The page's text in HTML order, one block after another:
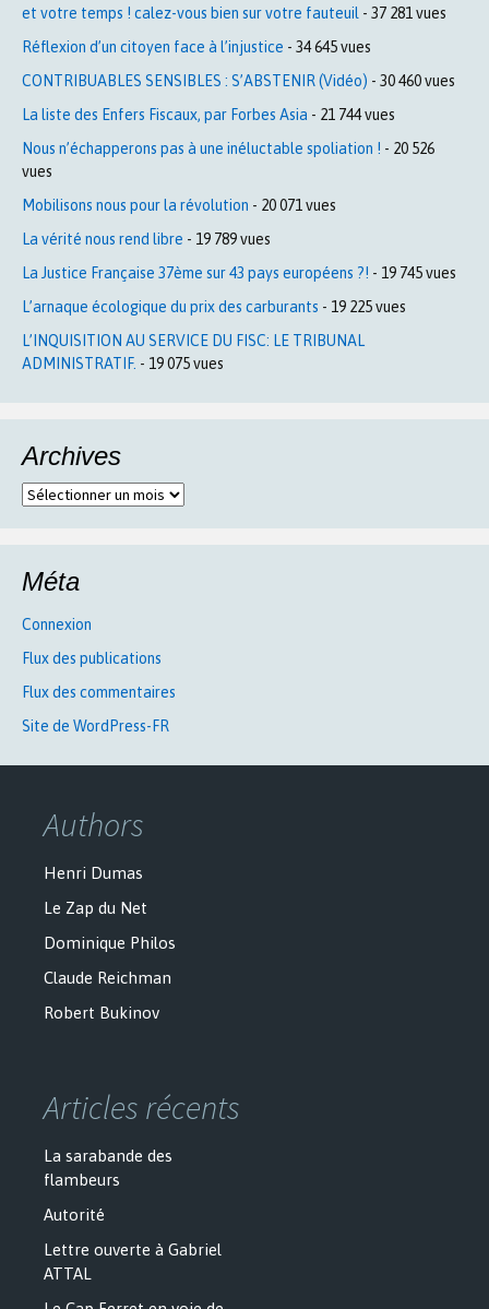
et votre temps ! calez-vous bien sur votre fauteuil - 37 281 vues
Réflexion d’un citoyen face à l’injustice - 34 645 vues
CONTRIBUABLES SENSIBLES : S’ABSTENIR (Vidéo) - 30 460 vues
La liste des Enfers Fiscaux, par Forbes Asia - 21 744 vues
Nous n’échapperons pas à une inéluctable spoliation ! - 20 526
vues
Mobilisons nous pour la révolution - 20 071 vues
La vérité nous rend libre - 19 789 vues
La Justice Française 37ème sur 43 pays européens ?! - 19 745 vues
L’arnaque écologique du prix des carburants - 19 225 vues
L’INQUISITION AU SERVICE DU FISC: LE TRIBUNAL
ADMINISTRATIF. - 19 075 vues
Archives
Archives
Méta
Connexion
Flux des publications
Flux des commentaires
Site de WordPress-FR
Authors
Henri Dumas
Le Zap du Net
Dominique Philos
Claude Reichman
Robert Bukinov
Articles récents
La sarabande des
flambeurs
Autorité
Lettre ouverte à Gabriel
ATTAL